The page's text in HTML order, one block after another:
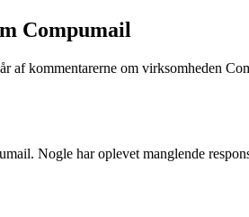
Compumail
af kommentarerne om virksomheden
Nogle har oplevet manglende